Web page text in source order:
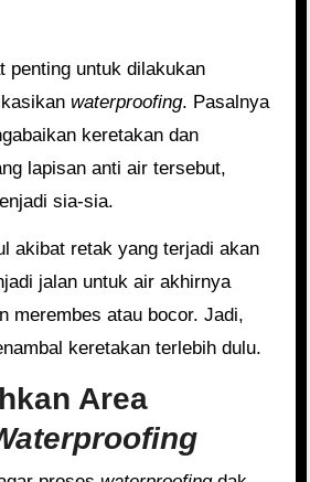
penting untuk dilakukan
waterproofing. Pasalnya
keretakan dan
lapisan anti air tersebut,
sia-sia.
akibat retak yang terjadi akan
jalan untuk air akhirnya
merembes atau bocor. Jadi,
keretakan terlebih dulu.
Area